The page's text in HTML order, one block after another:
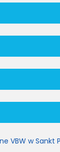
VBW w Sankt